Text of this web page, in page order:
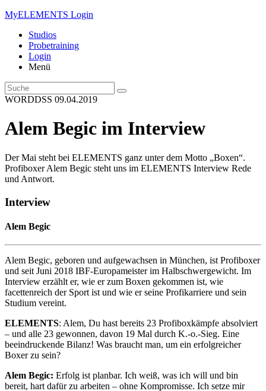
MyELEMENTS Login
Studios
Probe­training
Login
Menü
WORDDSS 09.04.2019
Alem Begic im Interview
Der Mai steht bei ELEMENTS ganz unter dem Motto „Boxen“.
Profiboxer Alem Begic steht uns im ELEMENTS Interview Rede
und Antwort.
Interview
Alem Begic
Alem Begic, geboren und aufgewachsen in München, ist Profiboxer
und seit Juni 2018 IBF-Europameister im Halbschwergewicht. Im
Interview erzählt er, wie er zum Boxen gekommen ist, wie
facettenreich der Sport ist und wie er seine Profikarriere und sein
Studium vereint.
ELEMENTS: Alem, Du hast bereits 23 Profiboxkämpfe absolviert
– und alle 23 gewonnen, davon 19 Mal durch K.-o.-Sieg. Eine
beeindruckende Bilanz! Was braucht man, um ein erfolgreicher
Boxer zu sein?
Alem Begic: Erfolg ist planbar. Ich weiß, was ich will und bin
bereit, hart dafür zu arbeiten – ohne Kompromisse. Ich setze mir